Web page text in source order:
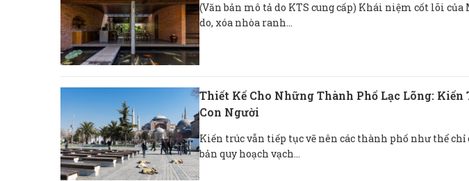
(Văn bản mô tả do KTS cung cấp) Khái niệm cốt lõi
do, xóa nhòa ranh...
Thiết Kế Cho Những Thành Phố Lạc Lõng:
Con Người
Kiến trúc vẫn tiếp tục vẽ nên các thành phố như thể chỉ
bản quy hoạch vạch...